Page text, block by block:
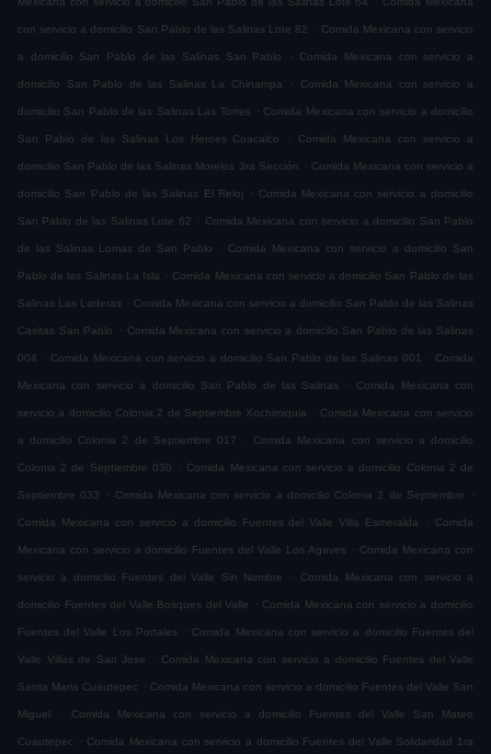
con servicio a domicilio San Pablo de las Salinas Lote 82 . Comida Mexicana con servicio
a domicilio San Pablo de las Salinas San Pablo . Comida Mexicana con servicio a
domicilio San Pablo de las Salinas La Chinampa . Comida Mexicana con servicio a
domicilio San Pablo de las Salinas Las Torres . Comida Mexicana con servicio a domicilio
San Pablo de las Salinas Los Heroes Coacalco . Comida Mexicana con servicio a
domicilio San Pablo de las Salinas Morelos 3ra Sección . Comida Mexicana con servicio a
domicilio San Pablo de las Salinas El Reloj . Comida Mexicana con servicio a domicilio
San Pablo de las Salinas Lote 62 . Comida Mexicana con servicio a domicilio San Pablo
de las Salinas Lomas de San Pablo . Comida Mexicana con servicio a domicilio San
Pablo de las Salinas La Isla . Comida Mexicana con servicio a domicilio San Pablo de las
Salinas Las Laderas . Comida Mexicana con servicio a domicilio San Pablo de las Salinas
Casitas San Pablo . Comida Mexicana con servicio a domicilio San Pablo de las Salinas
004 . Comida Mexicana con servicio a domicilio San Pablo de las Salinas 001 . Comida
Mexicana con servicio a domicilio San Pablo de las Salinas . Comida Mexicana con
servicio a domicilio Colonia 2 de Septiembre Xochimiquia . Comida Mexicana con servicio
a domicilio Colonia 2 de Septiembre 017 . Comida Mexicana con servicio a domicilio
Colonia 2 de Septiembre 030 . Comida Mexicana con servicio a domicilio Colonia 2 de
Septiembre 033 . Comida Mexicana con servicio a domicilio Colonia 2 de Septiembre .
Comida Mexicana con servicio a domicilio Fuentes del Valle Villa Esmeralda . Comida
Mexicana con servicio a domicilio Fuentes del Valle Los Agaves . Comida Mexicana con
servicio a domicilio Fuentes del Valle Sin Nombre . Comida Mexicana con servicio a
domicilio Fuentes del Valle Bosques del Valle . Comida Mexicana con servicio a domicilio
Fuentes del Valle Los Portales . Comida Mexicana con servicio a domicilio Fuentes del
Valle Villas de San Jose . Comida Mexicana con servicio a domicilio Fuentes del Valle
Santa Maria Cuautepec . Comida Mexicana con servicio a domicilio Fuentes del Valle San
Miguel . Comida Mexicana con servicio a domicilio Fuentes del Valle San Mateo
Cuautepec . Comida Mexicana con servicio a domicilio Fuentes del Valle Solidaridad 1ra